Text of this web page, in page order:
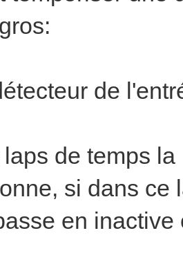
de
de temps
si dans ce
en inactive